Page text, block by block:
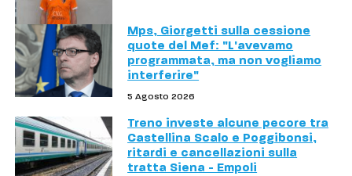
Mps, Giorgetti sulla cessione
quote del Mef: "L'avevamo
programmata, ma non vogliamo
interferire"
5 Agosto 2026
Treno investe alcune pecore tra
Castellina Scalo e Poggibonsi,
ritardi e cancellazioni sulla
tratta Siena - Empoli